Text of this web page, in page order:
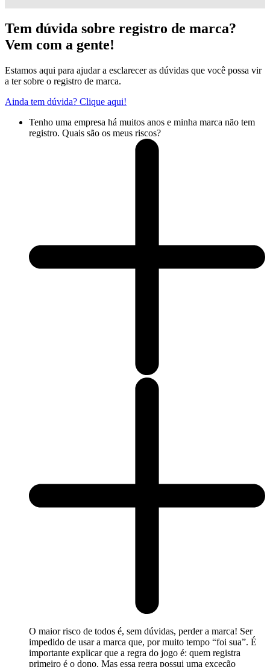
Tem dúvida sobre registro de marca?
Vem com a gente!
Estamos aqui para ajudar a esclarecer as dúvidas que você possa vir
a ter sobre o registro de marca.
Ainda tem dúvida? Clique aqui!
Tenho uma empresa há muitos anos e minha marca não tem
registro. Quais são os meus riscos?
O maior risco de todos é, sem dúvidas, perder a marca! Ser
impedido de usar a marca que, por muito tempo “foi sua”. É
importante explicar que a regra do jogo é: quem registra
primeiro é o dono. Mas essa regra possui uma exceção